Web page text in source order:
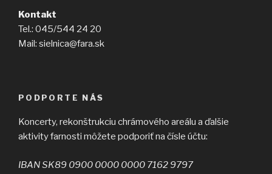
Kontakt
Tel.: 045/544 24 20
Mail: sielnica@fara.sk
PODPORTE NÁS
Koncerty, rekonštrukciu chrámového areálu a ďalšie
aktivity farnosti môžete podporiť na čísle účtu:
IBAN SK89 0900 0000 0000 7162 9797